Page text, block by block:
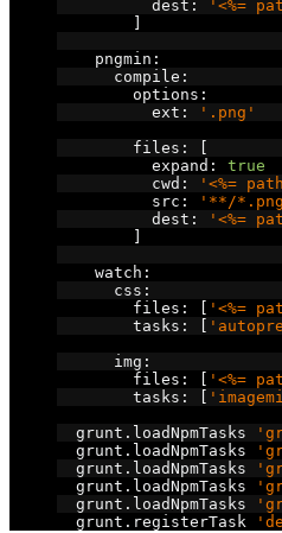
          dest
:
'<%=
    pngmin
:
      compile
:
        options
:
          ext
:
'.png'
        files
:
          expand
:
true
          cwd
:
'<%=
          src
:
'**/
          dest
:
'<%=
    watch
:
      css
:
        files
: '<%=
        tasks
:
      img
:
        files
:
'<%=
        tasks
:
  grunt
. loadNpmTasks
  grunt
. loadNpmTasks
  grunt
. loadNpmTasks
  grunt
. loadNpmTasks
  grunt
. loadNpmTasks
  grunt
. registerTask